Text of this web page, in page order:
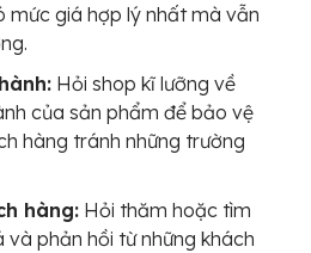
mức giá hợp lý nhất mà vẫn
Hỏi shop kĩ lưỡng về
của sản phẩm để bảo vệ
hàng tránh những trường
hàng: Hỏi thăm hoặc tìm
và phản hồi từ những khách